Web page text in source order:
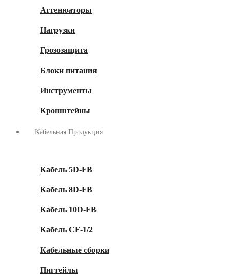
Аттенюаторы
Нагрузки
Грозозащита
Блоки питания
Инструменты
Кронштейны
Кабельная Продукция
Кабель 5D-FB
Кабель 8D-FB
Кабель 10D-FB
Кабель CF-1/2
Кабельные сборки
Пигтейлы